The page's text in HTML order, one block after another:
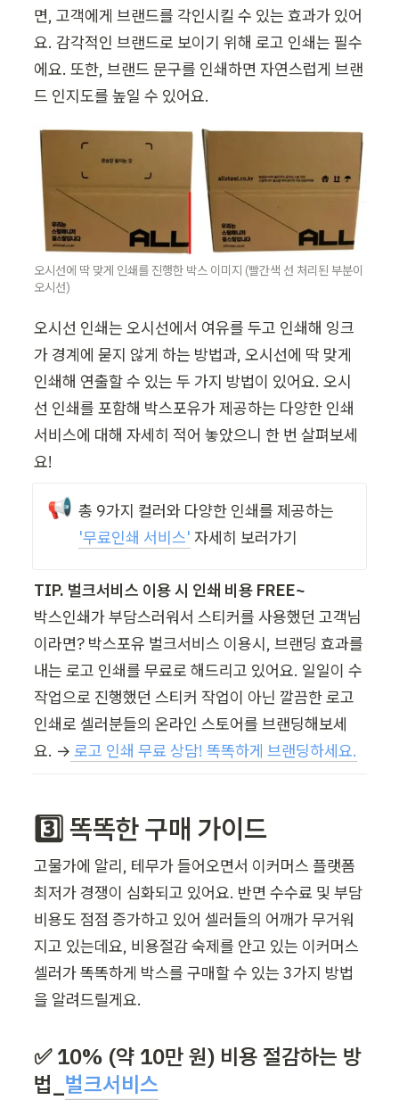
면, 고객에게 브랜드를 각인시킬 수 있는 효과가 있어
요. 감각적인 브랜드로 보이기 위해 로고 인쇄는 필수
에요. 또한, 브랜드 문구를 인쇄하면 자연스럽게 브랜
드 인지도를 높일 수 있어요.
오시선에 딱 맞게 인쇄를 진행한 박스 이미지 (빨간색 선 처리된 부분이
오시선)
오시선 인쇄는 오시선에서 여유를 두고 인쇄해 잉크
가 경계에 묻지 않게 하는 방법과, 오시선에 딱 맞게
인쇄해 연출할 수 있는 두 가지 방법이 있어요. 오시
선 인쇄를 포함해 박스포유가 제공하는 다양한 인쇄
서비스에 대해 자세히 적어 놓았으니 한 번 살펴보세
요!
📢
'무료인쇄 서비스' 자세히 보러가기
TIP. 벌크서비스 이용 시 인쇄 비용 FREE~
박스인쇄가 부담스러워서 스티커를 사용했던 고객님
이라면? 박스포유 벌크서비스 이용시, 브랜딩 효과를
내는 로고 인쇄를 무료로 해드리고 있어요. 일일이 수
작업으로 진행했던 스티커 작업이 아닌 깔끔한 로고
인쇄로 셀러분들의 온라인 스토어를 브랜딩해보세
요. → 로고 인쇄 무료 상담! 똑똑하게 브랜딩하세요.
3️⃣ 똑똑한 구매 가이드
고물가에 알리, 테무가 들어오면서 이커머스 플랫폼
최저가 경쟁이 심화되고 있어요. 반면 수수료 및 부담
비용도 점점 증가하고 있어 셀러들의 어깨가 무거워
지고 있는데요, 비용절감 숙제를 안고 있는 이커머스
셀러가 똑똑하게 박스를 구매할 수 있는 3가지 방법
을 알려드릴게요.
✅ 10% (약 10만 원) 비용 절감하는 방
법 벌크서비스